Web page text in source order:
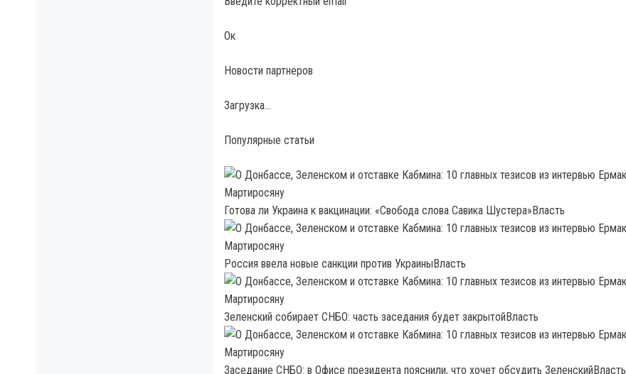
Ок
Новости партнеров
Загрузка…
Популярные статьи
Готова ли Украина к вакцинации: «Свобода слова Савика Шустера»Власть
Россия ввела новые санкции против УкраиныВласть
Зеленский собирает СНБО: часть заседания будет закрытойВласть
Заседание СНБО: в Офисе президента пояснили, что хочет обсудить ЗеленскийВласть